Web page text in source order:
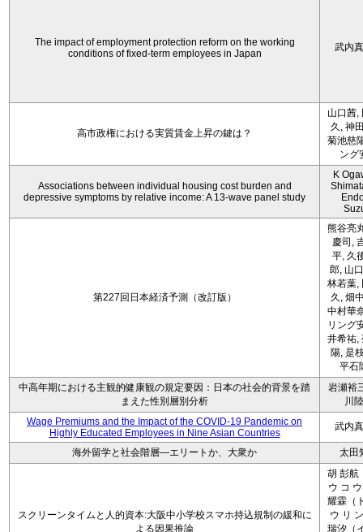
The impact of employment protection reform on the working
conditions of fixed-term employees in Japan
武内
高市政権における実質賃金上昇の鍵は？
山口茜,
久, 神
菊池慈
ング
Associations between individual housing cost burden and
depressive symptoms by relative income: A 13-wave panel study
K
第227回日本経済予測（改訂版）
熊谷亮
慶司,
平, 久
郎, 山
林若葉,
久, 畑
中村華
リング
井希祐,
陽, 是
平石
中高年期における主観的健康観の規定要因：日本の社会的背景を踏
まえた性別層別分析
岩瀬裕
川
Wage Premiums and the Impact of the COVID‑19 Pandemic on
Highly Educated Employees in Nine Asian Countries
武内
海外留学と社会階層―エリートか、大衆か 太田
スクリーンタイムと人的資本:大阪中小学校スマホ持込規制の緩和に
よる因果推論
胡 彭航
ウ コ
耀霖（
ウ リ
瑞汐（